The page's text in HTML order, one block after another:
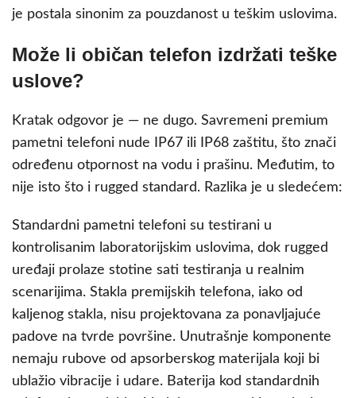
je postala sinonim za pouzdanost u teškim uslovima.
Može li običan telefon izdržati teške
uslove?
Kratak odgovor je — ne dugo. Savremeni premium
pametni telefoni nude IP67 ili IP68 zaštitu, što znači
određenu otpornost na vodu i prašinu. Međutim, to
nije isto što i rugged standard. Razlika je u sledećem:
Standardni pametni telefoni su testirani u
kontrolisanim laboratorijskim uslovima, dok rugged
uređaji prolaze stotine sati testiranja u realnim
scenarijima. Stakla premijskih telefona, iako od
kaljenog stakla, nisu projektovana za ponavljajuće
padove na tvrde površine. Unutrašnje komponente
nemaju rubove od apsorberskog materijala koji bi
ublažio vibracije i udare. Baterija kod standardnih